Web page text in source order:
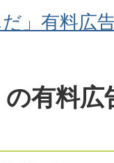
」有料広
の有料